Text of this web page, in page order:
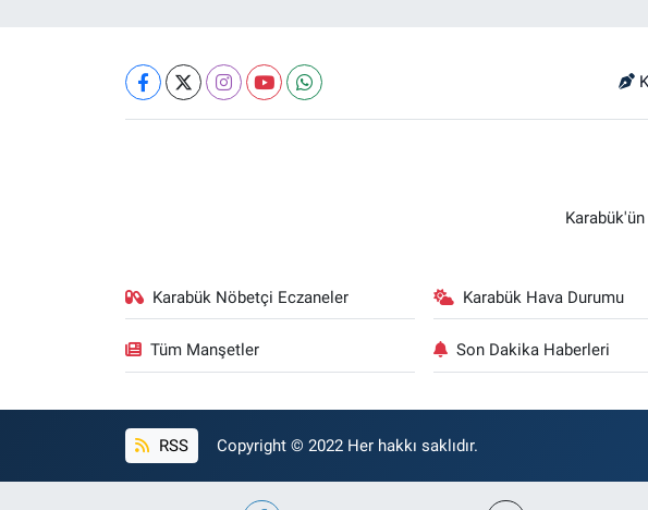
Karabük Nöbetçi Eczaneler Karabük Hava Durumu
Tüm Manşetler Son Dakika Haberleri
RSS Copyright © 2022 Her hakkı saklıdır.